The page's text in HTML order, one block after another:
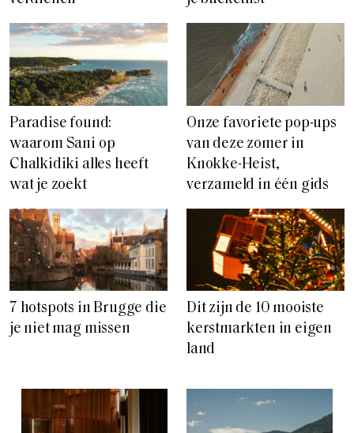
Paradise found:
waarom Sani op
Chalkidiki alles heeft
wat je zoekt
Onze favoriete pop-ups
van deze zomer in
Knokke-Heist,
verzameld in één gids
7 hotspots in Brugge die
je niet mag missen
Dit zijn de 10 mooiste
kerstmarkten in eigen
land